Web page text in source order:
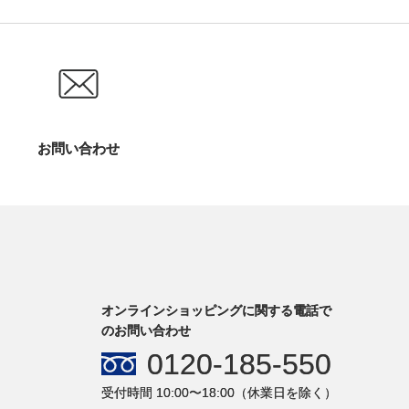
お問い合わせ
オンラインショッピングに関する電話で
のお問い合わせ
0120-185-550
受付時間 10:00〜18:00（休業日を除く）